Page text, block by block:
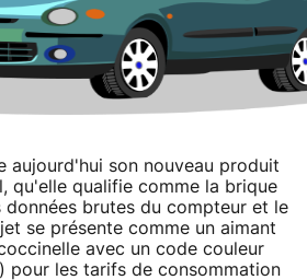
aujourd'hui son nouveau produit
qu'elle qualifie comme la brique
données brutes du compteur et le
se présente comme un aimant
avec un code couleur
pour les tarifs de consommation